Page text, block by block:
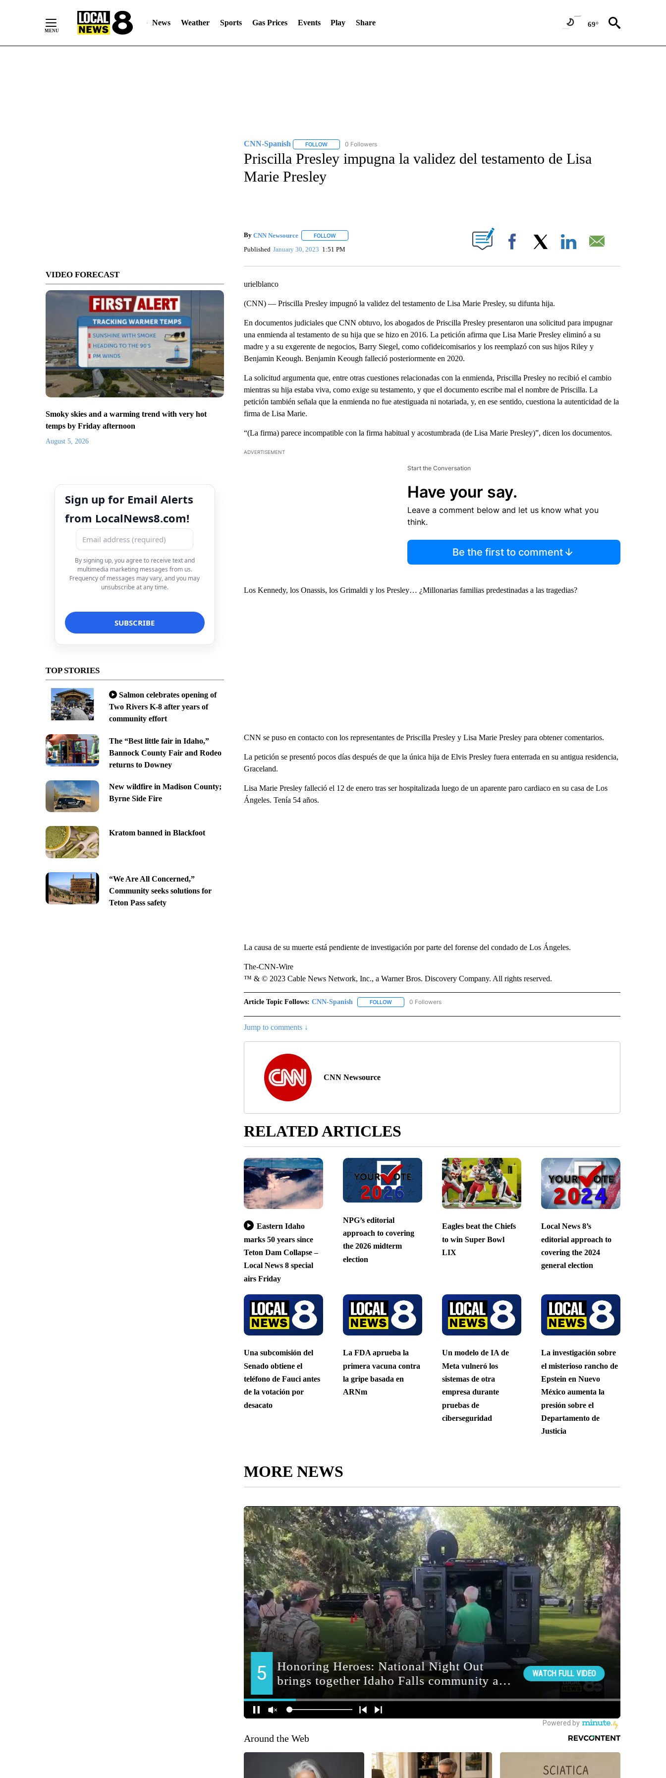
News Weather Sports Gas Prices Events Play Share 69°
VIDEO FORECAST
Smoky skies and a warming trend with very hot
temps by Friday afternoon
August 5, 2026
Sign up for Email Alerts
from LocalNews8.com!
By signing up, you agree to receive text and
multimedia marketing messages from us.
Frequency of messages may vary, and you may
unsubscribe at any time.
TOP STORIES
Salmon celebrates opening of
Two Rivers K-8 after years of
community effort
The “Best little fair in Idaho,”
Bannock County Fair and Rodeo
returns to Downey
New wildfire in Madison County;
Byrne Side Fire
Kratom banned in Blackfoot
“We Are All Concerned,”
Community seeks solutions for
Teton Pass safety
CNN-Spanish FOLLOWFOLLOW "CNN-SPANISH" TO RECEIVE NOTIFICATIONS ABOUT NEW PAGES ON "CNN-SPANISH".
0 Followers
Priscilla Presley impugna la validez del testamento de Lisa
Marie Presley
By CNN Newsource FOLLOWFOLLOW "" TO RECEIVE NOTIFICATIONS ABOUT NEW PAGES ON "".
Published January 30, 2023 1:51 PM Facebook
urielblanco
(CNN) — Priscilla Presley impugnó la validez del testamento de Lisa Marie Presley, su difunta hija.
En documentos judiciales que CNN obtuvo, los abogados de Priscilla Presley presentaron una solicitud para impugnar
una enmienda al testamento de su hija que se hizo en 2016. La petición afirma que Lisa Marie Presley eliminó a su
madre y a su exgerente de negocios, Barry Siegel, como cofideicomisarios y los reemplazó con sus hijos Riley y
Benjamin Keough. Benjamin Keough falleció posteriormente en 2020.
La solicitud argumenta que, entre otras cuestiones relacionadas con la enmienda, Priscilla Presley no recibió el cambio
mientras su hija estaba viva, como exige su testamento, y que el documento escribe mal el nombre de Priscilla. La
petición también señala que la enmienda no fue atestiguada ni notariada, y, en ese sentido, cuestiona la autenticidad de la
firma de Lisa Marie.
“(La firma) parece incompatible con la firma habitual y acostumbrada (de Lisa Marie Presley)”, dicen los documentos.
ADVERTISEMENT
Start the Conversation
Have your say.
Leave a comment below and let us know what you
think.
Be the first to comment
Los Kennedy, los Onassis, los Grimaldi y los Presley… ¿Millonarias familias predestinadas a las tragedias?
CNN se puso en contacto con los representantes de Priscilla Presley y Lisa Marie Presley para obtener comentarios.
La petición se presentó pocos días después de que la única hija de Elvis Presley fuera enterrada en su antigua residencia,
Graceland.
Lisa Marie Presley falleció el 12 de enero tras ser hospitalizada luego de un aparente paro cardiaco en su casa de Los
Ángeles. Tenía 54 años.
La causa de su muerte está pendiente de investigación por parte del forense del condado de Los Ángeles.
The-CNN-Wire
™ & © 2023 Cable News Network, Inc., a Warner Bros. Discovery Company. All rights reserved.
Article Topic Follows: CNN-Spanish FOLLOWFOLLOW "CNN-SPANISH" TO RECEIVE NOTIFICATIONS ABOUT NEW PAGES ON "CNN-SPANISH".
0 Followers
Jump to comments ↓
CNN Newsource
RELATED ARTICLES
Eastern Idaho
marks 50 years since
Teton Dam Collapse –
Local News 8 special
airs Friday
NPG’s editorial
approach to covering
the 2026 midterm
election
Eagles beat the Chiefs
to win Super Bowl
LIX
Local News 8’s
editorial approach to
covering the 2024
general election
Una subcomisión del
Senado obtiene el
teléfono de Fauci antes
de la votación por
desacato
La FDA aprueba la
primera vacuna contra
la gripe basada en
ARNm
Un modelo de IA de
Meta vulneró los
sistemas de otra
empresa durante
pruebas de
ciberseguridad
La investigación sobre
el misterioso rancho de
Epstein en Nuevo
México aumenta la
presión sobre el
Departamento de
Justicia
MORE NEWS
Around the Web